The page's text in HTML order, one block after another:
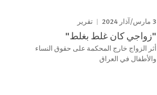
3 مارس/آذار 2024 تقرير
"زواجي كان غلط بغلط"
أثر الزواج خارج المحكمة على حقوق النساء
والأطفال في العراق